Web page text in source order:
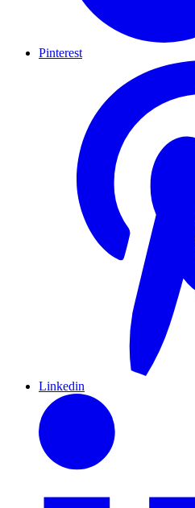
Pinterest
Linkedin